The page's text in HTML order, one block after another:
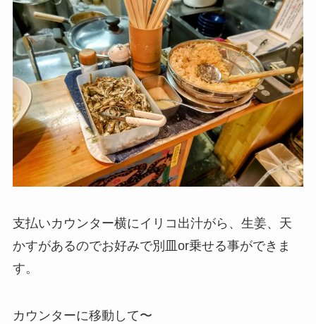
支払いカウンター横にイリコ出汁がら、生姜、天
かすがあるのでお好みで別皿or乗せる事ができま
す。
カウンターに移動して〜